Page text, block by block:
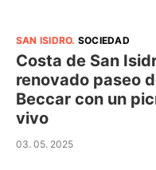
SAN ISIDRO. SOCIEDAD
Costa de San
renovado paseo
Beccar con un
vivo
03. 05. 2025